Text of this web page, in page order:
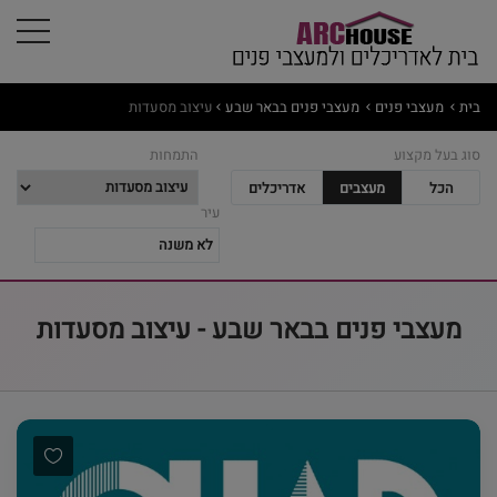
בית מעצבי פנים מעצבי פנים בבאר שבע עיצוב מסעדות
סוג בעל מקצוע
הכל
מעצבים אדריכלים
התמחות
עיר
מעצבי פנים בבאר שבע - עיצוב מסעדות